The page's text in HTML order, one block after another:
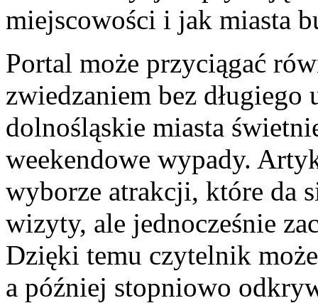
miejscowości i jak miasta
Portal może przyciągać
zwiedzaniem bez
dolnośląskie miasta
weekendowe wypady.
wyborze atrakcji, które da
wizyty, ale jednocześnie
Dzięki temu czytelnik
a później stopniowo